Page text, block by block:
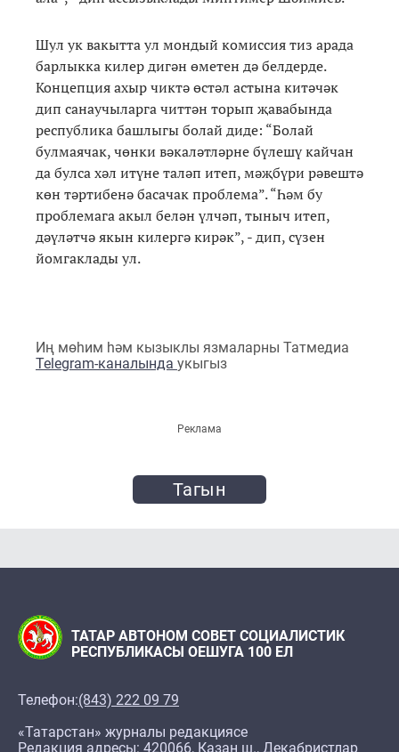
Шул ук вакытта ул мондый комиссия тиз арада
барлыкка килер дигән өметен дә белдерде.
Концепция ахыр чиктә өстәл астына китәчәк
дип санаучыларга читтән торып җавабында
республика башлыгы болай диде: “Болай
булмаячак, чөнки вәкаләтләрне бүлешү кайчан
да булса хәл итүне таләп итеп, мәҗбүри рәвештә
көн тәртибенә басачак проблема”. “Һәм бу
проблемага акыл белән үлчәп, тыныч итеп,
дәүләтчә якын килергә кирәк”, - дип, сүзен
йомгаклады ул.
Иң мөһим һәм кызыклы язмаларны Татмедиа
Telegram-каналында укыгыз
Реклама
Тагын
ТАТАР АВТОНОМ СОВЕТ СОЦИАЛИСТИК
РЕСПУБЛИКАСЫ ОЕШУГА 100 ЕЛ
Телефон:(843) 222 09 79
«Татарстан» журналы редакциясе
Редакция адресы: 420066, Казан ш., Декабристлар